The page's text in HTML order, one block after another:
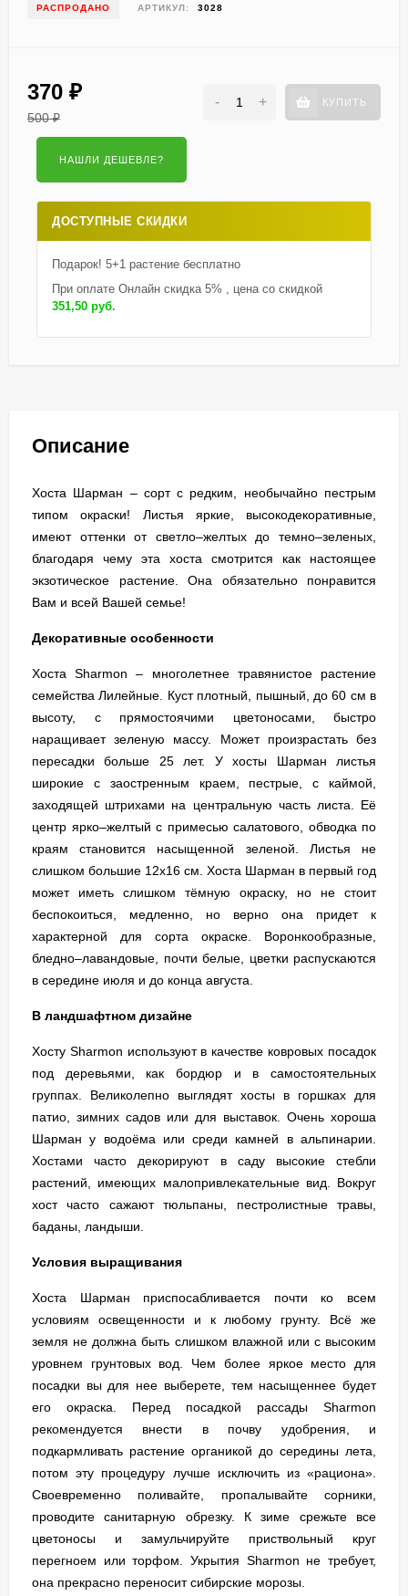
РАСПРОДАНО АРТИКУЛ: 3028
370 ₽
500₽
- + КУПИТЬ
ДОСТУПНЫЕ СКИДКИ
Подарок! 5+1 растение бесплатно
При оплате Онлайн скидка 5% , цена со скидкой
351,50 руб.
Описание
Хоста Шарман – сорт с редким, необычайно пестрым
типом окраски! Листья яркие, высокодекоративные,
имеют оттенки от светло–желтых до темно–зеленых,
благодаря чему эта хоста смотрится как настоящее
экзотическое растение. Она обязательно понравится
Вам и всей Вашей семье!
Декоративные особенности
Хоста Sharmon – многолетнее травянистое растение
семейства Лилейные. Куст плотный, пышный, до 60 см в
высоту, с прямостоячими цветоносами, быстро
наращивает зеленую массу. Может произрастать без
пересадки больше 25 лет. У хосты Шарман листья
широкие с заостренным краем, пестрые, с каймой,
заходящей штрихами на центральную часть листа. Её
центр ярко–желтый с примесью салатового, обводка по
краям становится насыщенной зеленой. Листья не
слишком большие 12х16 см. Хоста Шарман в первый год
может иметь слишком тёмную окраску, но не стоит
беспокоиться, медленно, но верно она придет к
характерной для сорта окраске. Воронкообразные,
бледно–лавандовые, почти белые, цветки распускаются
в середине июля и до конца августа.
В ландшафтном дизайне
Хосту Sharmon используют в качестве ковровых посадок
под деревьями, как бордюр и в самостоятельных
группах. Великолепно выглядят хосты в горшках для
патио, зимних садов или для выставок. Очень хороша
Шарман у водоёма или среди камней в альпинарии.
Хостами часто декорируют в саду высокие стебли
растений, имеющих малопривлекательные вид. Вокруг
хост часто сажают тюльпаны, пестролистные травы,
баданы, ландыши.
Условия выращивания
Хоста Шарман приспосабливается почти ко всем
условиям освещенности и к любому грунту. Всё же
земля не должна быть слишком влажной или с высоким
уровнем грунтовых вод. Чем более яркое место для
посадки вы для нее выберете, тем насыщеннее будет
его окраска. Перед посадкой рассады Sharmon
рекомендуется внести в почву удобрения, и
подкармливать растение органикой до середины лета,
потом эту процедуру лучше исключить из «рациона».
Своевременно поливайте, пропалывайте сорники,
проводите санитарную обрезку. К зиме срежьте все
цветоносы и замульчируйте приствольный круг
перегноем или торфом. Укрытия Sharmon не требует,
она прекрасно переносит сибирские морозы.